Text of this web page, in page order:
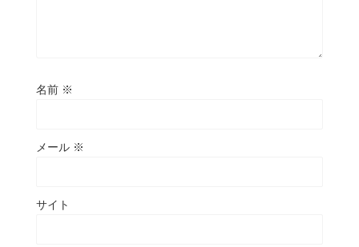
名前 ※
メール ※
サイト